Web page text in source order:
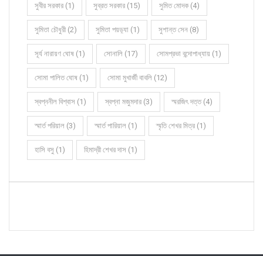
সুবীর সরকার (1) সুব্রত সরকার (15) সুমিত মোদক (4)
সুমিতা চৌধুরী (2) সুমিতা পয়ড়্যা (1) সুশান্ত সেন (8)
সূর্য নারায়ণ ঘোষ (1) সোনালি (17) সোমপ্রভা বন্দোপাধ্যায় (1)
সোমা পালিত ঘোষ (1) সোমা মুখার্জী বাবলি (12)
স্বপ্ননীল বিশ্বাস (1) স্বপ্না মজুমদার (3) স্মরজিৎ দত্ত (4)
স্মার্ত পরিয়াল (3) স্মার্ত পারিয়াল (1) স্মৃতি শেখর মিত্র (1)
হাসি বসু (1) হিমাদ্রী শেখর দাস (1)